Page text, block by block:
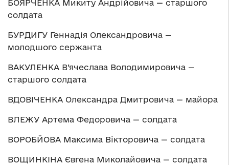
БОЯРЧЕНКА Микиту Андрійовича — старшого
солдата
БУРДИГУ Геннадія Олександровича —
молодшого сержанта
ВАКУЛЕНКА В’ячеслава Володимировича —
старшого солдата
ВДОВІЧЕНКА Олександра Дмитровича — майора
ВЛЕЖУ Артема Федоровича — солдата
ВОРОБЙОВА Максима Вікторовича — солдата
ВОЩИНКІНА Євгена Миколайовича — солдата